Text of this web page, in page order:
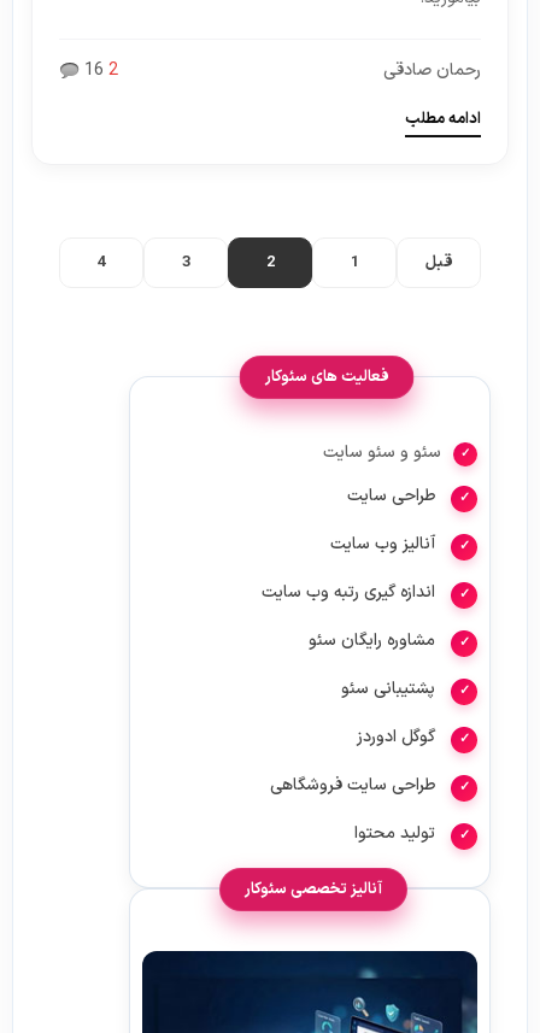
رحمان صادقی 16 2
ادامه مطلب
قبل 1
2
3
4
فعالیت های سئوکار
سئو و سئو سایت
طراحی سایت
آنالیز وب سایت
اندازه گیری رتبه وب سایت
مشاوره رایگان سئو
پشتیبانی سئو
گوگل ادوردز
طراحی سایت فروشگاهی
تولید محتوا
آنالیز تخصصی سئوکار